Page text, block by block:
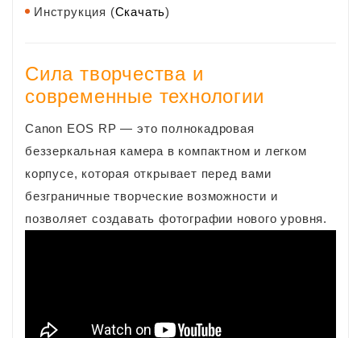
Инструкция (Скачать)
Сила творчества и
современные технологии
Canon EOS RP — это полнокадровая
беззеркальная камера в компактном и легком
корпусе, которая открывает перед вами
безграничные творческие возможности и
позволяет создавать фотографии нового уровня.